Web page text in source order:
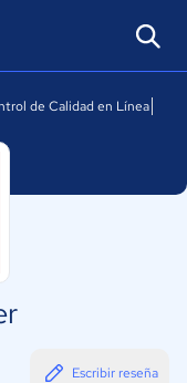
de Calidad en Línea
Escribir reseña